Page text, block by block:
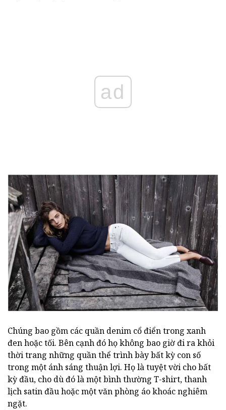
ad
Chúng bao gồm các quần denim cổ điển trong xanh
đen hoặc tối. Bên cạnh đó họ không bao giờ đi ra khỏi
thời trang những quần thể trình bày bất kỳ con số
trong một ánh sáng thuận lợi. Họ là tuyệt vời cho bất
kỳ đầu, cho dù đó là một bình thường T-shirt, thanh
lịch satin đầu hoặc một văn phòng áo khoác nghiêm
ngặt.